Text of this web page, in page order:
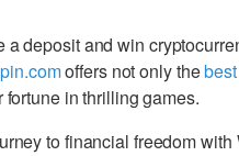
a deposit and win
offers not only the
in thrilling games.
to financial freedom with